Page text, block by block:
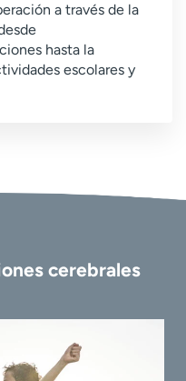
a través de la
hasta la
escolares y
cerebrales